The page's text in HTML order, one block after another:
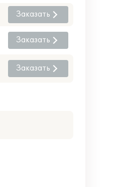
Заказать
Заказать
Заказать